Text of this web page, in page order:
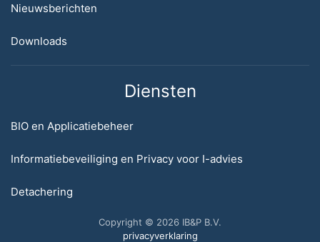
Nieuwsberichten
Downloads
Diensten
BIO en Applicatiebeheer
Informatiebeveiliging en Privacy voor I-advies
Detachering
Copyright © 2026 IB&P B.V.
privacyverklaring